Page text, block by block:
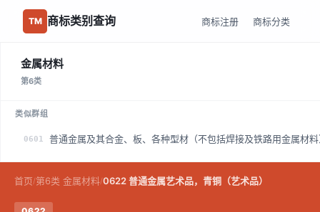
TM 商标类别查询 商标注册 商标分类
金属材料
第6类
类似群组
0601 普通金属及其合金、板、各种型材（不包括焊接及铁路用金属材
首页/第6类 金属材料/0622 普通金属艺术品，青铜（艺术品）